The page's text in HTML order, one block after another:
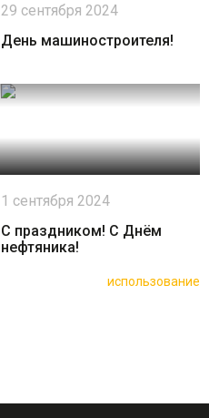
29 сентября 2024
День машиностроителя!
1 сентября 2024
С праздником! С Днём
нефтяника!
использование